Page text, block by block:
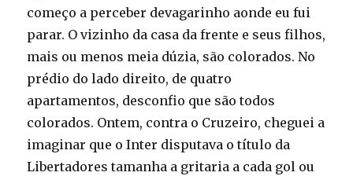
começo a perceber devagarinho aonde eu fui
parar. O vizinho da casa da frente e seus filhos,
mais ou menos meia dúzia, são colorados. No
prédio do lado direito, de quatro
apartamentos, desconfio que são todos
colorados. Ontem, contra o Cruzeiro, cheguei a
imaginar que o Inter disputava o título da
Libertadores tamanha a gritaria a cada gol ou